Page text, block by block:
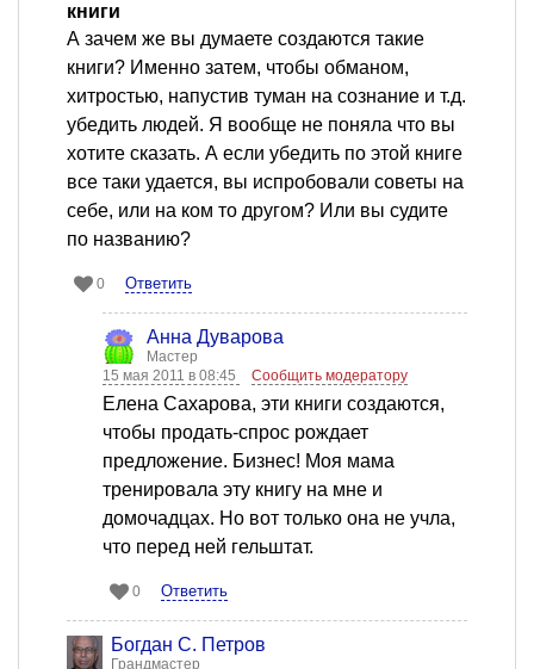
книги
А зачем же вы думаете создаются такие
книги? Именно затем, чтобы обманом,
хитростью, напустив туман на сознание и т.д.
убедить людей. Я вообще не поняла что вы
хотите сказать. А если убедить по этой книге
все таки удается, вы испробовали советы на
себе, или на ком то другом? Или вы судите
по названию?
0 Ответить
Анна Дуварова
Мастер
15 мая 2011 в 08:45
Сообщить модератору
Елена Сахарова, эти книги создаются,
чтобы продать-спрос рождает
предложение. Бизнес! Моя мама
тренировала эту книгу на мне и
домочадцах. Но вот только она не учла,
что перед ней гельштат.
0 Ответить
Богдан С. Петров
Грандмастер